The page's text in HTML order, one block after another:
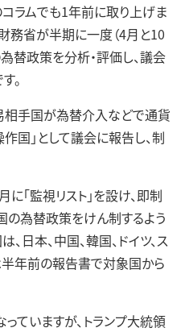
コラムでも1年前に取り上げま
財務省が半期に一度（4月と10
替政策を分析・評価し、議会
。
相手国が為替介入などで通貨
国」として議会に報告し、制
「監視リスト」を設け、即制
為替政策をけん制するよう
日本、中国、韓国、ドイツ、ス
半年前の報告書で対象国から
ていますが、トランプ大統領